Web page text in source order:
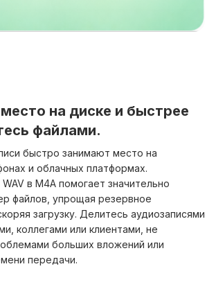
на диске и быстрее
файлами.
быстро занимают место на
и облачных платформах.
в M4A помогает значительно
файлов, упрощая резервное
загрузку. Делитесь аудиозаписями
коллегами или клиентами, не
больших вложений или
передачи.